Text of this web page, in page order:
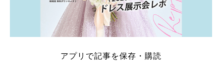
アプリで記事を保存・購読